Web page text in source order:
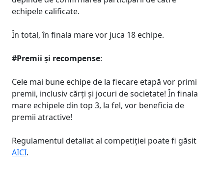
echipele calificate.
În total, în finala mare vor juca 18 echipe.
#Premii și recompense:
Cele mai bune echipe de la fiecare etapă vor primi
premii, inclusiv cărți și jocuri de societate! În finala
mare echipele din top 3, la fel, vor beneficia de
premii atractive!
Regulamentul detaliat al competiției poate fi găsit
AICI.